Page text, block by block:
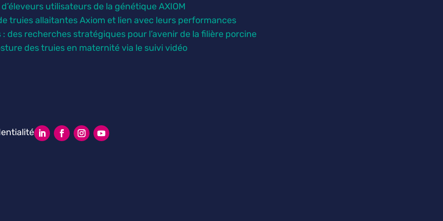
utilisateurs de la génétique AXIOM
truies allaitantes Axiom et lien avec leurs performances
des recherches stratégiques pour l’avenir de la filière porcine
des truies en maternité via le suivi vidéo